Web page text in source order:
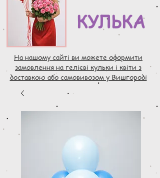
КУЛЬКА
На нашому сайті ви можете оформити
замовлення на гелієві кульки і квіти з
доставкою або самовивозом у Вишгороді